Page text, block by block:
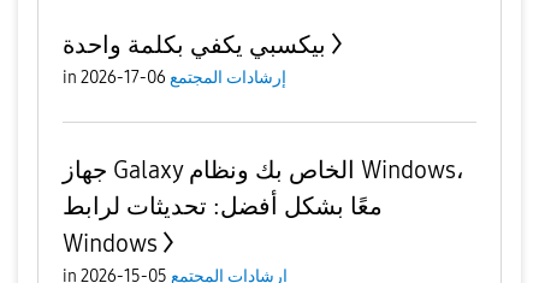
بيكسبي يكفي بكلمة واحدة
in إرشادات المجتمع 06-17-2026
جهاز Galaxy الخاص بك ونظام Windows،
معًا بشكل أفضل: تحديثات لرابط
Windows
in إرشادات المجتمع 05-15-2026